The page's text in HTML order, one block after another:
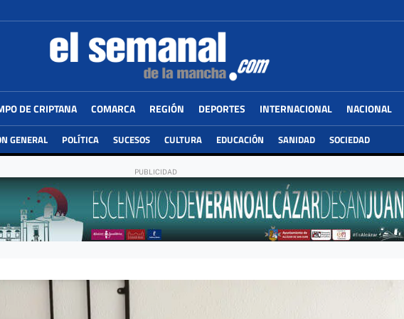
DE CRIPTANA COMARCA REGIÓN DEPORTES INTERNACIONAL NACIONAL
GENERAL POLÍTICA SUCESOS CULTURA EDUCACIÓN SANIDAD SOCIEDAD